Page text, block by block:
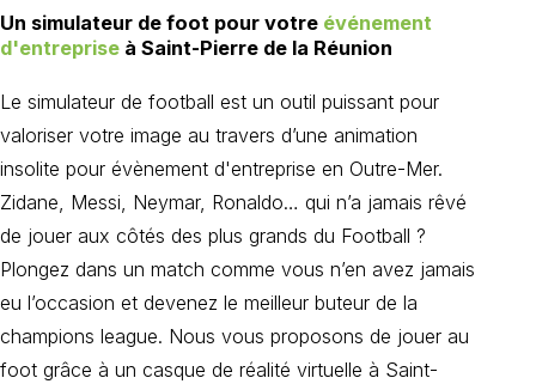
Un simulateur de foot pour votre événement
d'entreprise à Saint-Pierre de la Réunion
Le simulateur de football est un outil puissant pour
valoriser votre image au travers d’une animation
insolite pour évènement d'entreprise en Outre-Mer.
Zidane, Messi, Neymar, Ronaldo… qui n’a jamais rêvé
de jouer aux côtés des plus grands du Football ?
Plongez dans un match comme vous n’en avez jamais
eu l’occasion et devenez le meilleur buteur de la
champions league. Nous vous proposons de jouer au
foot grâce à un casque de réalité virtuelle à Saint-